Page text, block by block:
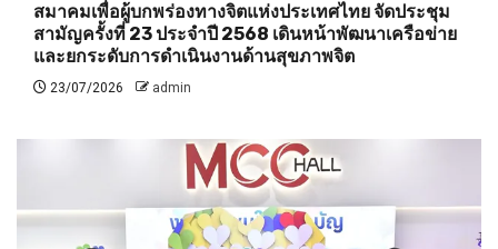
สมาคมเพื่อผู้บกพร่องทางจิตแห่งประเทศไทย จัดประชุม
สามัญครั้งที่ 23 ประจำปี 2568 เดินหน้าพัฒนาเครือข่าย
และยกระดับการดำเนินงานด้านสุขภาพจิต
23/07/2026 admin